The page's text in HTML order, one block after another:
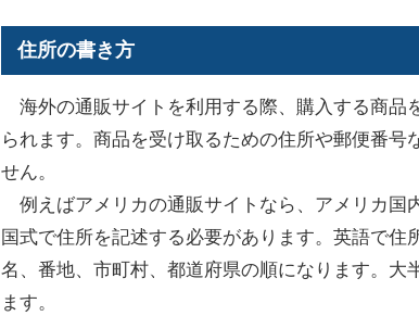
住所の書き方
海外の通販サイトを利用する際、購入する商品
られます。商品を受け取るための住所や郵便番号
せん。
例えばアメリカの通販サイトなら、アメリカ国
国式で住所を記述する必要があります。英語で住
名、番地、市町村、都道府県の順になります。大
ます。